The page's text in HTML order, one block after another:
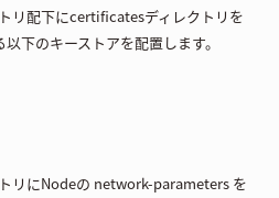
リ配下にcertificatesディレクトリを
下のキーストアを配置します。
リにNodeの network-parameters を